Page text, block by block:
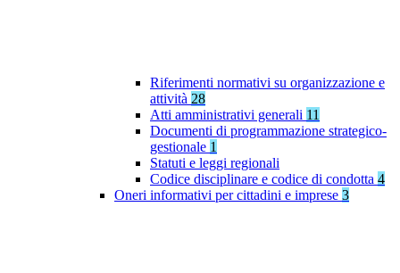
Riferimenti normativi su organizzazione e
attività 28
Atti amministrativi generali 11
Documenti di programmazione strategico-
gestionale 1
Statuti e leggi regionali
Codice disciplinare e codice di condotta 4
Oneri informativi per cittadini e imprese 3